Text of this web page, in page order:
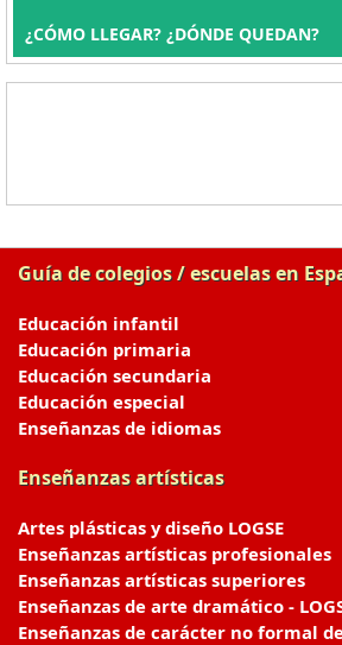
¿CÓMO LLEGAR? ¿DÓNDE QUEDAN?
Guía de colegios / escuelas en
Educación infantil
Educación primaria
Educación secundaria
Educación especial
Enseñanzas de idiomas
Enseñanzas artísticas
Artes plásticas y diseño LOGSE
Enseñanzas artísticas profesionales
Enseñanzas artísticas superiores
Enseñanzas de arte dramático -
Enseñanzas de carácter no formal